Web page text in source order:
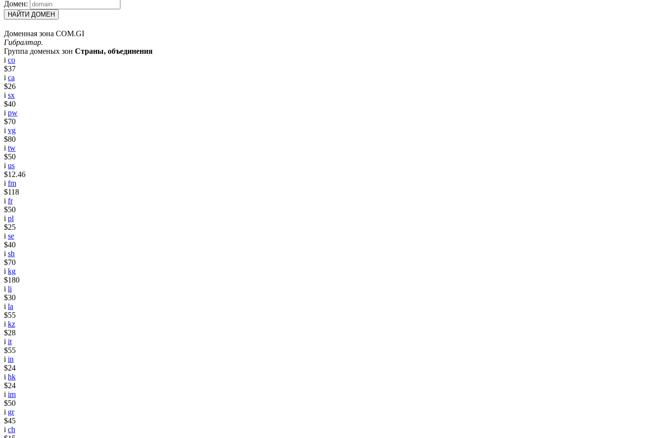
Домен:
НАЙТИ ДОМЕН
Доменная зона COM.GI
Гибралтар.
Группа доменых зон Страны, объединения
i co
$37
i ca
$26
i sx
$40
i pw
$70
i vg
$80
i tw
$50
i us
$12.46
i fm
$118
i fr
$50
i pl
$25
i se
$40
i sh
$70
i kg
$180
i li
$30
i la
$55
i kz
$28
i it
$55
i in
$24
i hk
$24
i im
$50
i gr
$45
i ch